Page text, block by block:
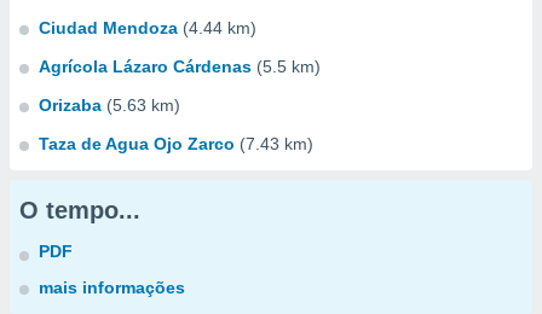
Ciudad Mendoza (4.44 km)
Agrícola Lázaro Cárdenas (5.5 km)
Orizaba (5.63 km)
Taza de Agua Ojo Zarco (7.43 km)
O tempo...
PDF
mais informações